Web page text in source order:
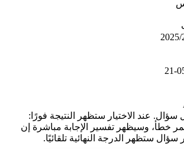
سؤال. عند الاختيار ستظهر النتيجة فورًا:
خطأ، وسيظهر تفسير الإجابة مباشرة إن
ستظهر الدرجة النهائية تلقائيًا.